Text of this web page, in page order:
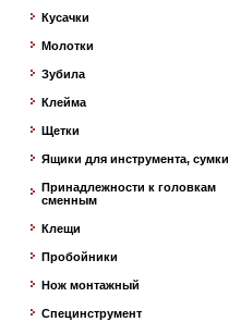
Кусачки
Молотки
Зубила
Клейма
Щетки
Ящики для инструмента, сумки
Принадлежности к головкам
сменным
Клещи
Пробойники
Нож монтажный
Специнструмент